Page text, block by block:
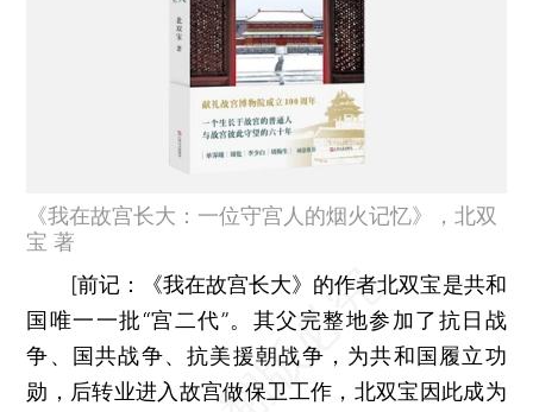
《我在故宫长大：一位守宫人的烟火记忆》，北双
宝 著
[前记：
《我在故宫长大》的作者北双宝是共和
国唯一一批“宫二代”。其父完整地参加了抗日战
争、国共战争、抗美援朝战争，为共和国履立功
勋，后转业进入故宫做保卫工作，北双宝因此成为